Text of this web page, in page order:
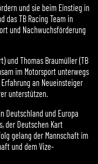
und sie beim Einstieg in
das TB Racing Team in
und Nachwuchsförderung
und Thomas Braumüller (TB
im Motorsport unterwegs
an Neueinsteiger
unterstützen.
Deutschland und Europa
der Deutschen Kart
gelang der Mannschaft im
und dem Vize-